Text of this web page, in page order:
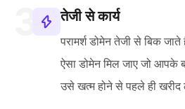
तेजी से कार्य
परामर्श डोमेन तेजी से बिक
ऐसा डोमेन मिल जाए जो आपके
उसे खत्म होने से पहले ही खरीद